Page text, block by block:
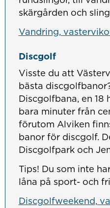
skärgården och
Vandring,
Discgolf
Visste du att
bästa
Discgolfbana, en 18
bara minuter från
förutom Alviken
banor för discgolf.
Discgolfpark och
Tips! Du som inte
låna på sport- och
Discgolfweekend,